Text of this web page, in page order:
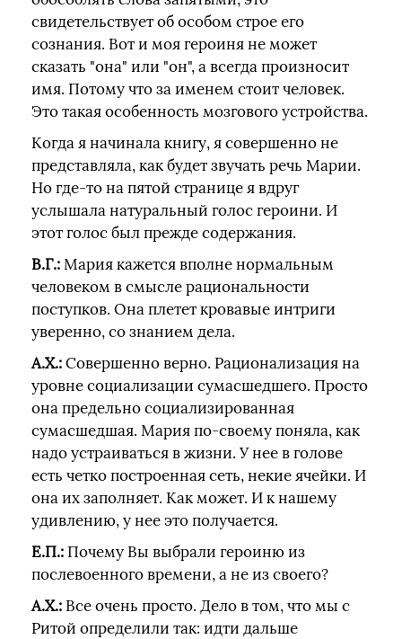
свидетельствует об особом строе его
сознания. Вот и моя героиня не может
сказать "она" или "он", а всегда произносит
имя. Потому что за именем стоит человек.
Это такая особенность мозгового устройства.
Когда я начинала книгу, я совершенно не
представляла, как будет звучать речь Марии.
Но где-то на пятой странице я вдруг
услышала натуральный голос героини. И
этот голос был прежде содержания.
В.Г.:Мария кажется вполне нормальным
человеком в смысле рациональности
поступков. Она плетет кровавые интриги
уверенно, со знанием дела.
А.Х.:Совершенно верно. Рационализация на
уровне социализации сумасшедшего. Просто
она предельно социализированная
сумасшедшая. Мария по-своему поняла, как
надо устраиваться в жизни. У нее в голове
есть четко построенная сеть, некие ячейки. И
она их заполняет. Как может. И к нашему
удивлению, у нее это получается.
Е.П.: Почему Вы выбрали героиню из
послевоенного времени, а не из своего?
А.Х.: Все очень просто. Дело в том, что мы с
Ритой определили так: идти дальше